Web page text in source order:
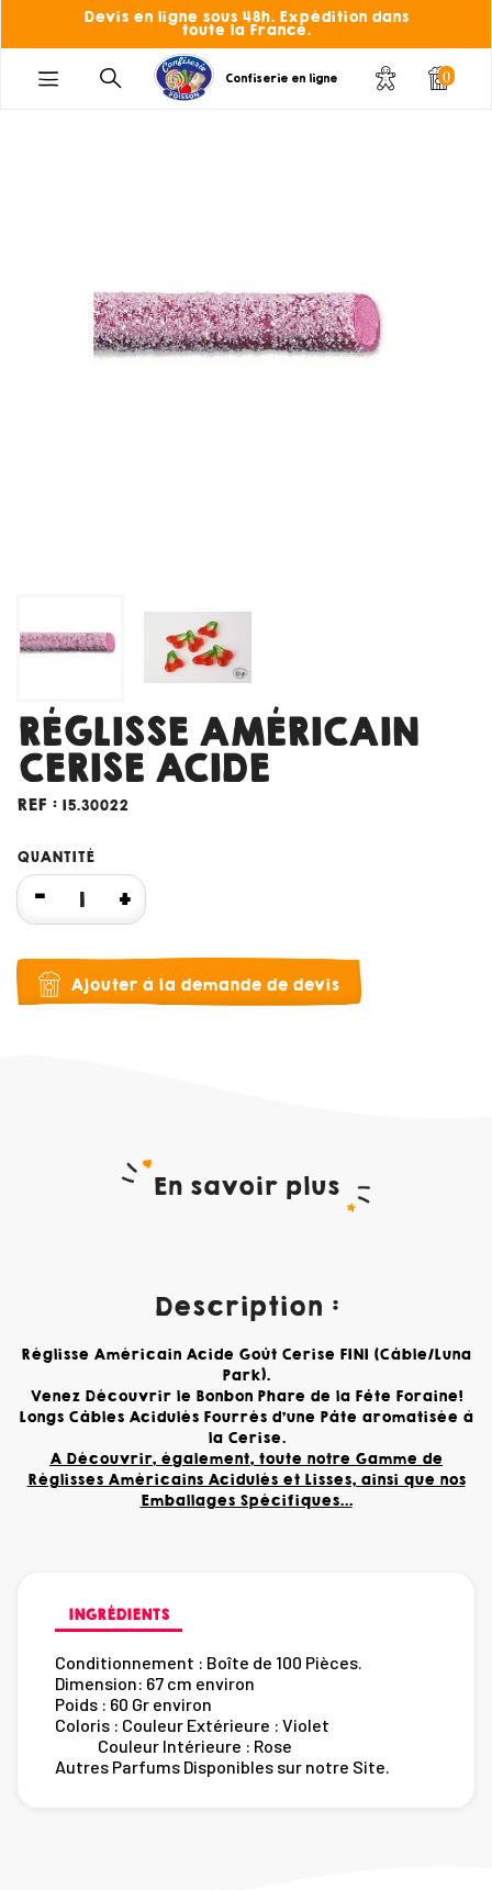
Devis en ligne sous 48h. Expédition dans
toute la France.
Confiserie en ligne 0
RÉGLISSE AMÉRICAIN
CERISE ACIDE
REF : 15.30022
QUANTITÉ
Ajouter à la demande de devis
En savoir plus
Description :
Réglisse Américain Acide Goût Cerise FINI (Câble/Luna
Park).
Venez Découvrir le Bonbon Phare de la Fête Foraine!
Longs Câbles Acidulés Fourrés d'une Pâte aromatisée à
la Cerise.
A Découvrir, également, toute notre Gamme de
Réglisses Américains Acidulés et Lisses, ainsi que nos
Emballages Spécifiques...
INGRÉDIENTS
Conditionnement : Boîte de 100 Pièces.
Dimension: 67 cm environ
Poids : 60 Gr environ
Coloris : Couleur Extérieure : Violet
Couleur Intérieure : Rose
Autres Parfums Disponibles sur notre Site.